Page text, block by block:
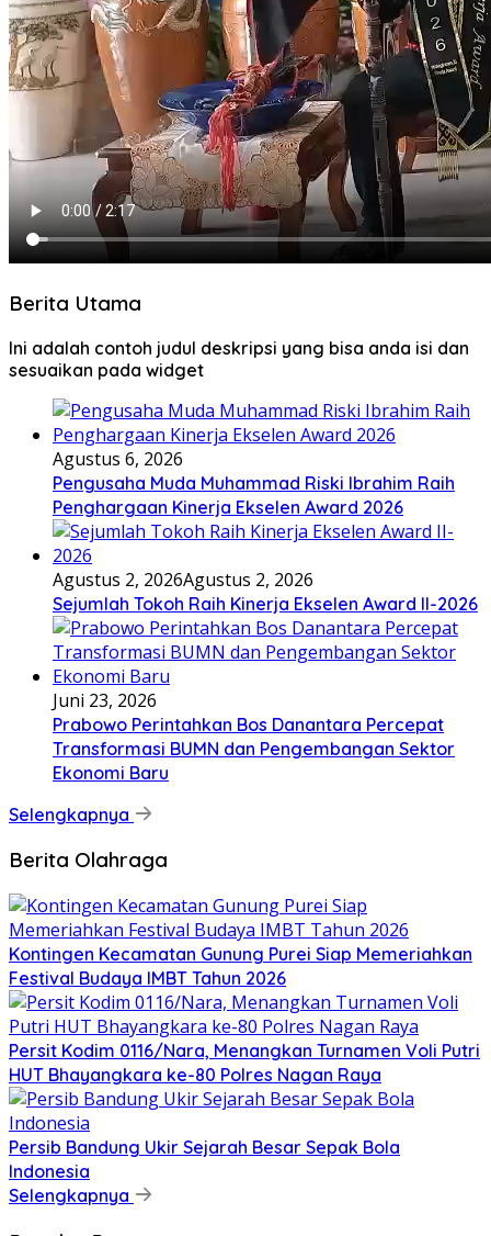
Berita Utama
Ini adalah contoh judul deskripsi yang bisa anda isi dan
sesuaikan pada widget
Agustus 6, 2026
Pengusaha Muda Muhammad Riski Ibrahim Raih
Penghargaan Kinerja Ekselen Award 2026
Agustus 2, 2026Agustus 2, 2026
Sejumlah Tokoh Raih Kinerja Ekselen Award II-2026
Juni 23, 2026
Prabowo Perintahkan Bos Danantara Percepat
Transformasi BUMN dan Pengembangan Sektor
Ekonomi Baru
Selengkapnya
Berita Olahraga
Kontingen Kecamatan Gunung Purei Siap Memeriahkan
Festival Budaya IMBT Tahun 2026
Persit Kodim 0116/Nara, Menangkan Turnamen Voli Putri
HUT Bhayangkara ke-80 Polres Nagan Raya
Persib Bandung Ukir Sejarah Besar Sepak Bola
Indonesia
Selengkapnya